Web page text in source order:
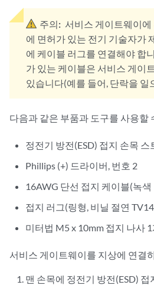
주의: 서비스 게이트웨이
에 면허가 있는 전기 기술자가
에 케이블 러그를 연결해야 합
가 있는 케이블은 서비스 게이
있습니다(예를 들어, 단락을 일
다음과 같은 부품과 도구를 사용할
정전기 방전(ESD) 접지 손목 스
Phillips (+) 드라이버, 번호 2
16AWG 단선 접지 케이블(녹색
접지 러그(링형, 비닐 절연
미터법 M5 x 10mm 접지 나사 1
서비스 게이트웨이를 지상에 연결
맨 손목에 정전기 방전(ESD)